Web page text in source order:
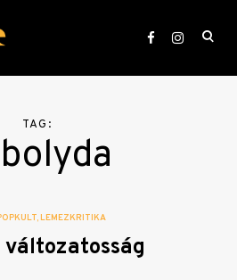
TAG:
LEMEZKRITIKA